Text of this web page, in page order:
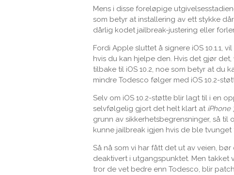
Mens i disse foreløpige
som betyr at installering av ett stykke
dårlig kodet jailbreak-justering eller
Fordi Apple sluttet å signere iOS 10.1.1,
hvis du kan hjelpe den. Hvis det gjør
tilbake til iOS 10.2, noe som betyr at du
mindre Todesco følger med iOS 10.2-
Selv om iOS 10.2-støtte blir lagt til i en
selvfølgelig gjort det helt klart at iPhone
grunn av sikkerhetsbegrensninger, så til
kunne jailbreak igjen hvis de ble
Så nå som vi har fått det ut av veien,
deaktivert i utgangspunktet. Men takket
tror de vet bedre enn Todesco, blir